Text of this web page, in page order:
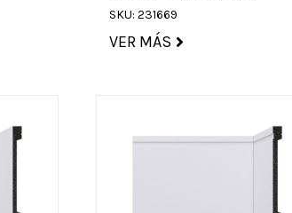
SKU: 231669
VER MÁS